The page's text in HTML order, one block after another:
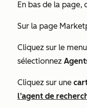
En bas de la page,
Sur la page
Cliquez sur le
sélectionnez
Cliquez sur une
l’agent de